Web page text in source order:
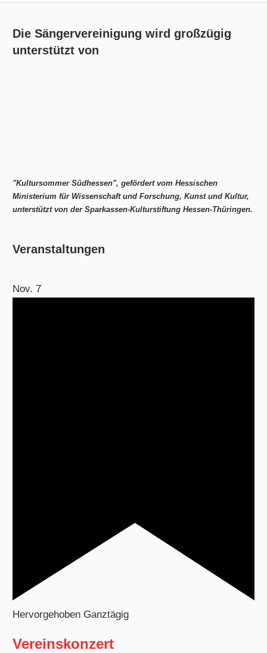
Die Sängervereinigung wird großzügig
unterstützt von
"Kultursommer Südhessen", gefördert vom Hessischen
Ministerium für Wissenschaft und Forschung, Kunst und Kultur,
unterstützt von der Sparkassen-Kulturstiftung Hessen-Thüringen.
Veranstaltungen
Nov.7
Hervorgehoben Ganztägig
Vereinskonzert